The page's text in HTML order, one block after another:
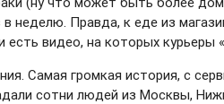
неделю. Правда, к еде из
видео, на которых курьеры
Самая громкая история, с
сотни людей из Москвы,